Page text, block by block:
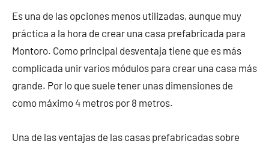
Es una de las opciones menos utilizadas, aunque muy
práctica a la hora de crear una casa prefabricada para
Montoro. Como principal desventaja tiene que es más
complicada unir varios módulos para crear una casa más
grande. Por lo que suele tener unas dimensiones de
como máximo 4 metros por 8 metros.
Una de las ventajas de las casas prefabricadas sobre